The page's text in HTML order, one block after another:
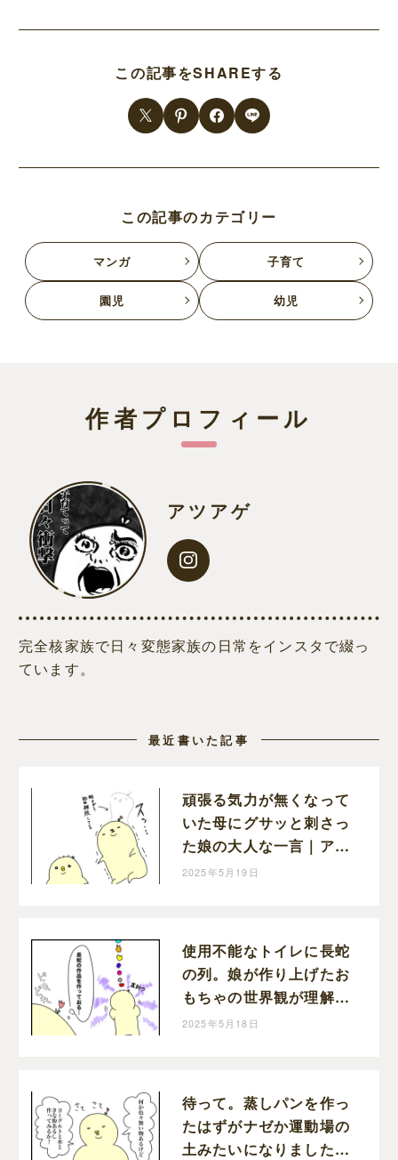
この記事をSHAREする
この記事のカテゴリー
マンガ 子育て
園児 幼児
作者プロフィール
アツアゲ
完全核家族で日々変態家族の日常をインスタで綴っ
ています。
最近書いた記事
頑張る気力が無くなって
いた母にグサッと刺さっ
た娘の大人な一言｜アツ
アゲの育児絵日記
2025年5月19日
使用不能なトイレに長蛇
の列。娘が作り上げたお
もちゃの世界観が理解不
能だった｜アツアゲの育
2025年5月18日
待って。蒸しパンを作っ
たはずがナゼか運動場の
土みたいになりました。